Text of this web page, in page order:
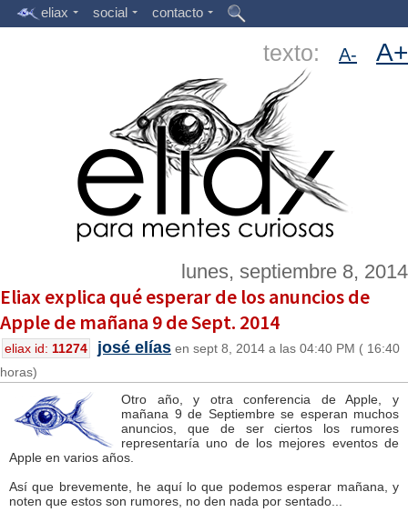
eliax social contacto
texto: A- A+
lunes, septiembre 8, 2014
Eliax explica qué esperar de los anuncios de
Apple de mañana 9 de Sept. 2014
eliax id: 11274 josé elías en sept 8, 2014 a las 04:40 PM ( 16:40
horas)
Otro año, y otra conferencia de Apple, y
mañana 9 de Septiembre se esperan muchos
anuncios, que de ser ciertos los rumores
representaría uno de los mejores eventos de
Apple en varios años.
Así que brevemente, he aquí lo que podemos esperar mañana, y
noten que estos son rumores, no den nada por sentado...